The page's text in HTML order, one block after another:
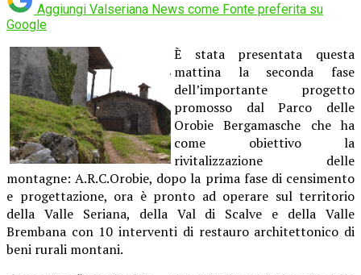
Aggiungi Valseriana News come Fonte preferita su
Google
È stata presentata questa
mattina la seconda fase
dell’importante progetto
promosso dal Parco delle
Orobie Bergamasche che ha
come obiettivo la
rivitalizzazione delle
montagne: A.R.C.Orobie, dopo la prima fase di censimento
e progettazione, ora è pronto ad operare sul territorio
della Valle Seriana, della Val di Scalve e della Valle
Brembana con 10 interventi di restauro architettonico di
beni rurali montani.